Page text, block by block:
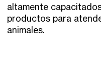
altamente
productos para
animales.